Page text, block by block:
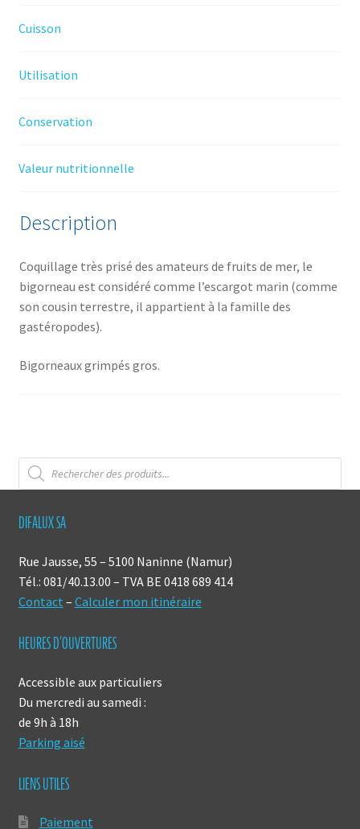
Cuisson
Utilisation
Conservation
Valeur nutritionnelle
Description
Coquillage très prisé des amateurs de fruits de mer, le
bigorneau est considéré comme l’escargot marin (comme
son cousin terrestre, il appartient à la famille des
gastéropodes).
Bigorneaux grimpés gros.
Recherche
de
produits
DIFALUX SA
Rue Jausse, 55 – 5100 Naninne (Namur)
Tél.: 081/40.13.00 – TVA BE 0418 689 414
Contact – Calculer mon itinéraire
HEURES D’OUVERTURES
Accessible aux particuliers
Du mercredi au samedi :
de 9h à 18h
Parking aisé
LIENS UTILES
Paiement